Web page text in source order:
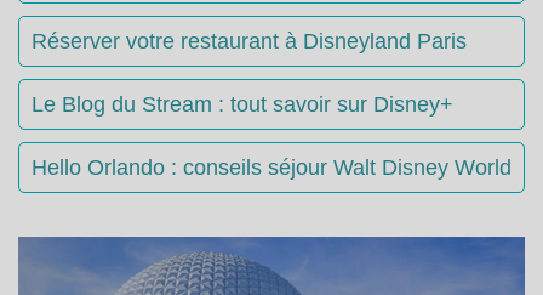
Réserver votre restaurant à Disneyland Paris
Le Blog du Stream : tout savoir sur Disney+
Hello Orlando : conseils séjour Walt Disney World